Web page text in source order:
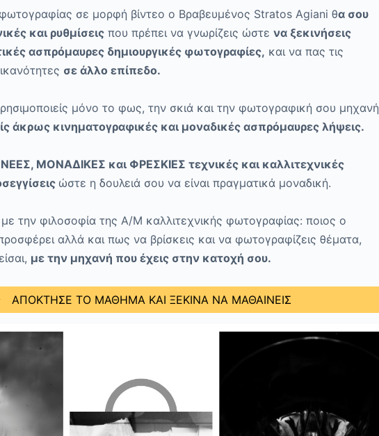
σε μορφή βίντεο ο Βραβευμένος Stratos Agiani θα σου
και ρυθμίσεις που πρέπει να γνωρίζεις ώστε να ξεκινήσεις
ασπρόμαυρες δημιουργικές φωτογραφίες, και να πας τις
σε άλλο επίπεδο.
μόνο το φως, την σκιά και την φωτογραφική σου μηχανή
άκρως κινηματογραφικές και μοναδικές ασπρόμαυρες λήψεις.
ΝΕΕΣ, ΜΟΝΑΔΙΚΕΣ και ΦΡΕΣΚΙΕΣ τεχνικές και καλλιτεχνικές
ώστε η δουλειά σου να είναι πραγματικά μοναδική.
την φιλοσοφία της Α/Μ καλλιτεχνικής φωτογραφίας: ποιος ο
αλλά και πως να βρίσκεις και να φωτογραφίζεις θέματα,
με την μηχανή που έχεις στην κατοχή σου.
ΑΠΟΚΤΗΣΕ ΤΟ ΜΑΘΗΜΑ ΚΑΙ ΞΕΚΙΝΑ ΝΑ ΜΑΘΑΙΝΕΙΣ